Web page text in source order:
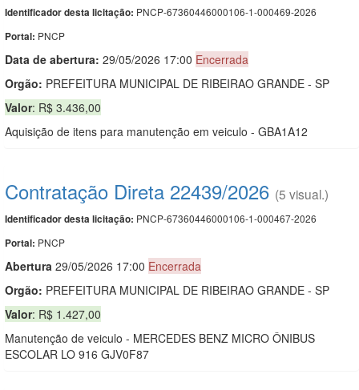
Identificador desta licitação: PNCP-67360446000106-1-000469-2026
Portal: PNCP
Data de abertura: 29/05/2026 17:00 Encerrada
Orgão: PREFEITURA MUNICIPAL DE RIBEIRAO GRANDE - SP
Valor: R$ 3.436,00
Aquisição de itens para manutenção em veiculo - GBA1A12
Contratação Direta 22439/2026 (5 visual.)
Identificador desta licitação: PNCP-67360446000106-1-000467-2026
Portal: PNCP
Abertura 29/05/2026 17:00 Encerrada
Orgão: PREFEITURA MUNICIPAL DE RIBEIRAO GRANDE - SP
Valor: R$ 1.427,00
Manutenção de veiculo - MERCEDES BENZ MICRO ÔNIBUS
ESCOLAR LO 916 GJV0F87